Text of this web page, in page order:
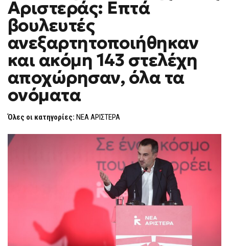
F
ΤΗΣ
ΝΈΑΣ
ΒΟΥΛΕΥΤΈΣ
ΑΝΕΞΑΡΤΗΤΟΠΟΙΉΘΗΚΑΝ
ΚΑΙ
ΑΚΌΜΗ
ΣΤΕΛΈΧΗ
ΑΠΟΧΏΡΗΣΑΝ,
Αριστεράς: Επτά
βουλευτές
ανεξαρτητοποιήθηκαν
και ακόμη 143 στελέχη
αποχώρησαν, όλα τα
ονόματα
Όλες οι κατηγορίες: ΝΕΑ ΑΡΙΣΤΕΡΑ